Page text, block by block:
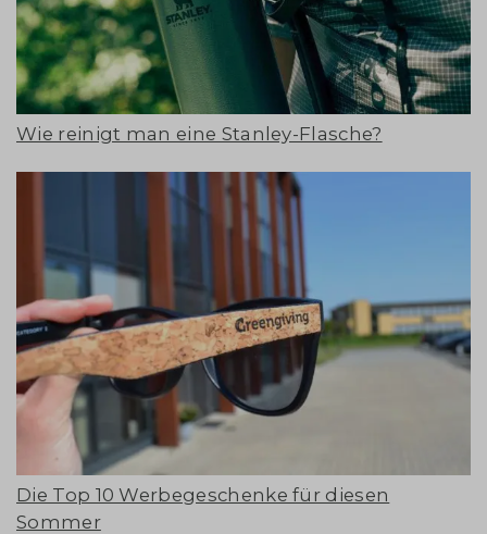
Wie reinigt man eine Stanley-Flasche?
Die Top 10 Werbegeschenke für diesen
Sommer